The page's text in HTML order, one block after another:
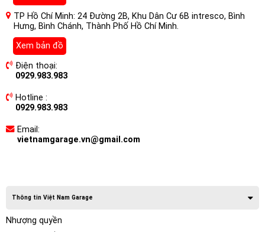
TP Hồ Chí Minh: 24 Đường 2B, Khu Dân Cư 6B intresco, Bình
Hưng, Bình Chánh, Thành Phố Hồ Chí Minh.
Xem bản đồ
Điện thoại:
0929.983.983
Hotline :
0929.983.983
Email:
vietnamgarage.vn@gmail.com
Thông tin Việt Nam Garage
Nhượng quyền